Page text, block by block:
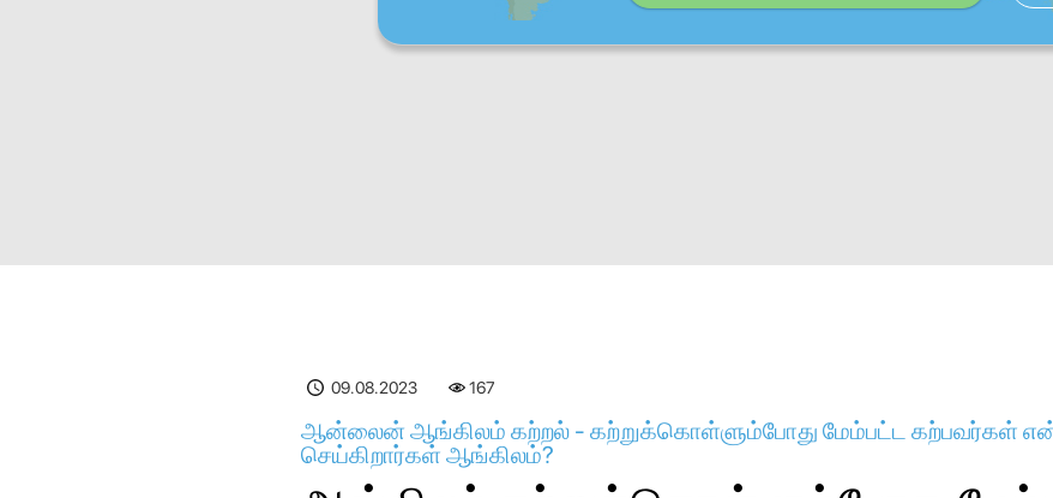
09.08.2023 167
ஆன்லைன் ஆங்கிலம் கற்றல் - கற்றுக்கொள்ளும்போது மேம்பட்ட கற்பவர்கள்
செய்கிறார்கள் ஆங்கிலம்?